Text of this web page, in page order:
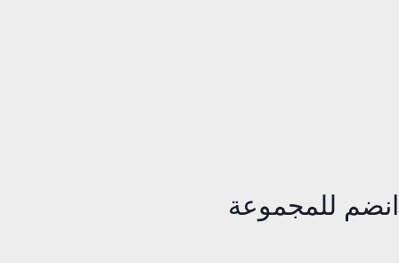
انضم للمجموعة